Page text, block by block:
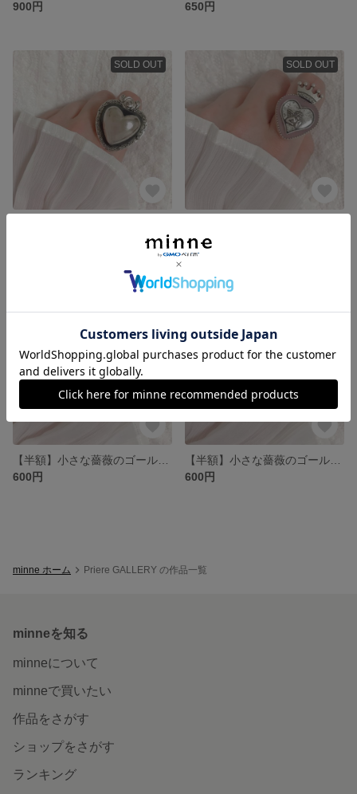
900円 650円
SOLD OUT SOLD OUT
650円
600円
600円
minne ホーム Priere GALLERY の作品一覧
minneを知る
minneについて
minneで買いたい
作品をさがす
ショップをさがす
ランキング